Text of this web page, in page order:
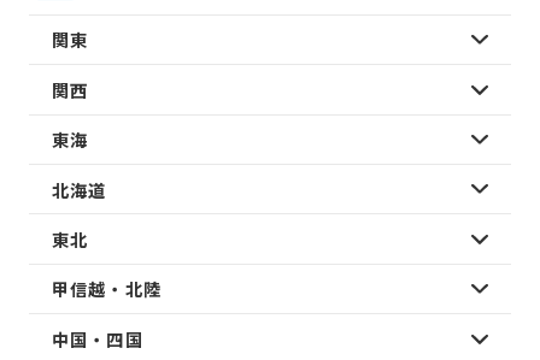
関東
関西
東海
北海道
東北
甲信越・北陸
中国・四国